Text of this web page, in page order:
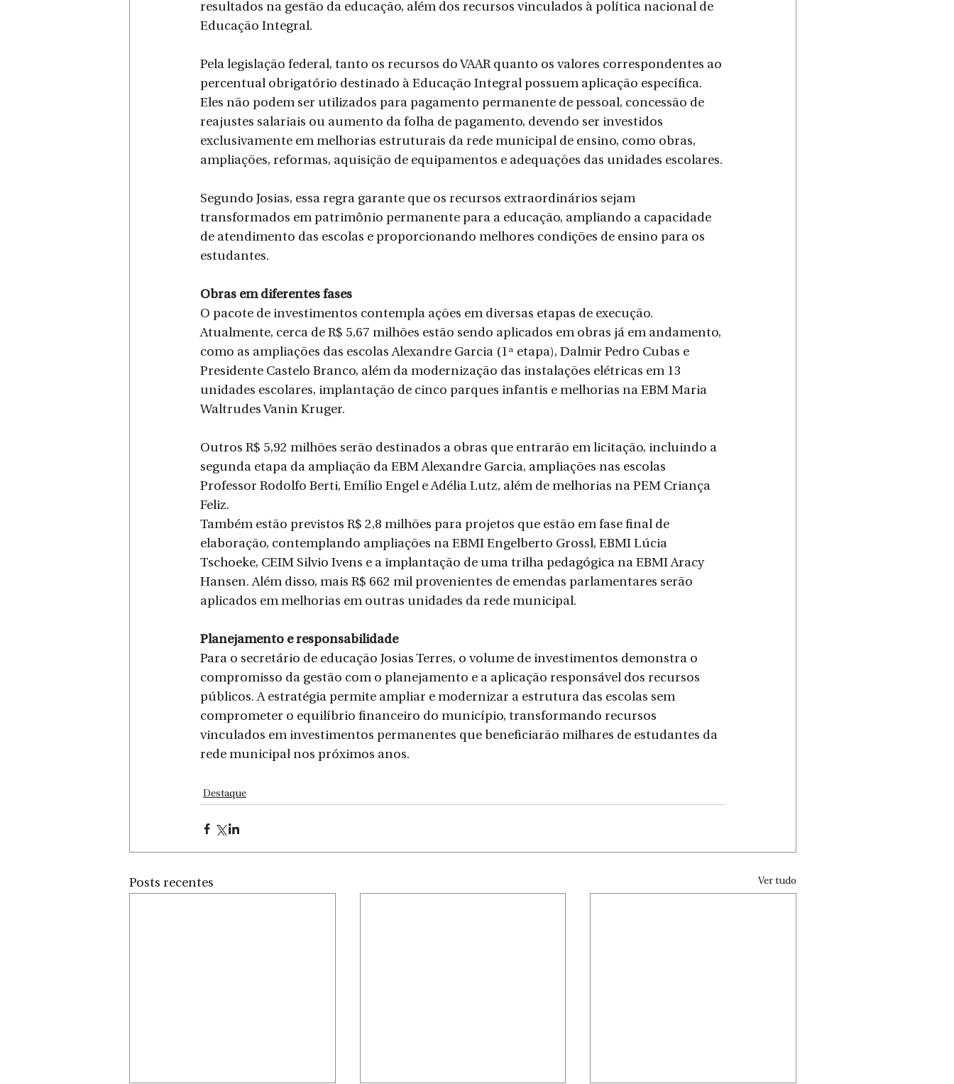
resultados na gestão da educação, além dos recursos vinculados à política nacional de
Educação Integral.
Pela legislação federal, tanto os recursos do VAAR quanto os valores correspondentes ao
percentual obrigatório destinado à Educação Integral possuem aplicação específica.
Eles não podem ser utilizados para pagamento permanente de pessoal, concessão de
reajustes salariais ou aumento da folha de pagamento, devendo ser investidos
exclusivamente em melhorias estruturais da rede municipal de ensino, como obras,
ampliações, reformas, aquisição de equipamentos e adequações das unidades escolares.
Segundo Josias, essa regra garante que os recursos extraordinários sejam
transformados em patrimônio permanente para a educação, ampliando a capacidade
de atendimento das escolas e proporcionando melhores condições de ensino para os
estudantes.
Obras em diferentes fases
O pacote de investimentos contempla ações em diversas etapas de execução.
Atualmente, cerca de R$ 5,67 milhões estão sendo aplicados em obras já em andamento,
como as ampliações das escolas Alexandre Garcia (1ª etapa), Dalmir Pedro Cubas e
Presidente Castelo Branco, além da modernização das instalações elétricas em 13
unidades escolares, implantação de cinco parques infantis e melhorias na EBM Maria
Waltrudes Vanin Kruger.
Outros R$ 5,92 milhões serão destinados a obras que entrarão em licitação, incluindo a
segunda etapa da ampliação da EBM Alexandre Garcia, ampliações nas escolas
Professor Rodolfo Berti, Emílio Engel e Adélia Lutz, além de melhorias na PEM Criança
Feliz.
Também estão previstos R$ 2,8 milhões para projetos que estão em fase final de
elaboração, contemplando ampliações na EBMI Engelberto Grossl, EBMI Lúcia
Tschoeke, CEIM Silvio Ivens e a implantação de uma trilha pedagógica na EBMI Aracy
Hansen. Além disso, mais R$ 662 mil provenientes de emendas parlamentares serão
aplicados em melhorias em outras unidades da rede municipal.
Planejamento e responsabilidade
Para o secretário de educação Josias Terres, o volume de investimentos demonstra o
compromisso da gestão com o planejamento e a aplicação responsável dos recursos
públicos. A estratégia permite ampliar e modernizar a estrutura das escolas sem
comprometer o equilíbrio financeiro do município, transformando recursos
vinculados em investimentos permanentes que beneficiarão milhares de estudantes da
rede municipal nos próximos anos.
Destaque
Posts recentes Ver tudo